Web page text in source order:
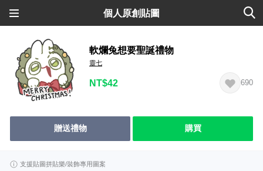
個人原創貼圖
軟爛兔想要聖誕禮物
靈七
NT$42 690
贈送禮物 購買
支援貼圖拼貼樂/裝飾專用圖案